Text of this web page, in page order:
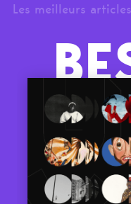
Les meilleurs